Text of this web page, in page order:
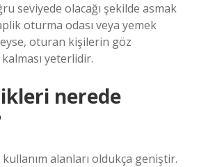
seviyede olacağı şekilde asmak
oturma odası veya yemek
oturan kişilerin göz
yeterlidir.
nerede
alanları oldukça geniştir.